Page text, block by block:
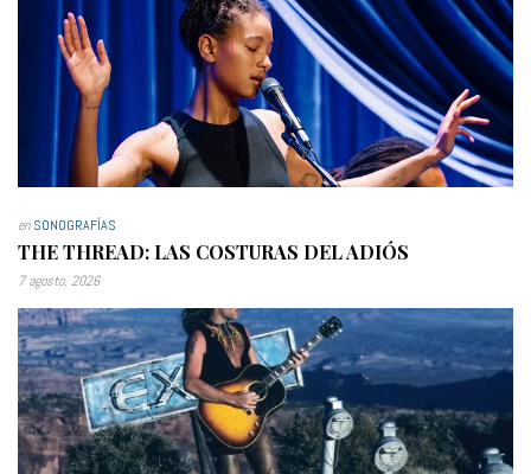
enSONOGRAFÍAS
THE THREAD: LAS COSTURAS DEL ADIÓS
7 agosto, 2026